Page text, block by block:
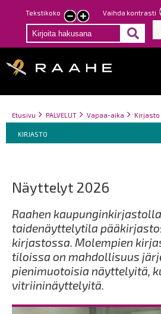
Hyppää
pääsisältöön
Tekstikoko
Pienennä
tekstin
kokoa
Suurenna
tekstin
kokoa
Vaihda kontrasti
Breadcrumbs
You
here:
Etusivu PALVELUT Vapaa-aika Kirjasto
Breadcrumbs
You
are
KIRJASTO
Näyttelyt 2026
Raahen
taidenäyttelytila
kirjastossa. Molempien
tiloissa on mahdollisuus
pienimuotoisia näyttelyitä,
vitriininäyttelyitä.